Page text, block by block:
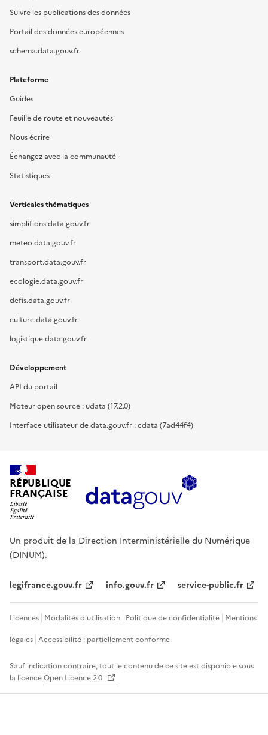
Suivre les publications des données
Portail des données européennes
schema.data.gouv.fr
Plateforme
Guides
Feuille de route et nouveautés
Nous écrire
Échangez avec la communauté
Statistiques
Verticales thématiques
simplifions.data.gouv.fr
meteo.data.gouv.fr
transport.data.gouv.fr
ecologie.data.gouv.fr
defis.data.gouv.fr
culture.data.gouv.fr
logistique.data.gouv.fr
Développement
API du portail
Moteur open source : udata (17.2.0)
Interface utilisateur de data.gouv.fr : cdata (7ad44f4)
RÉPUBLIQUE
FRANÇAISE
Un produit de la Direction Interministérielle du Numérique
(DINUM).
legifrance.gouv.fr info.gouv.fr service-public.fr
Licences Modalités d'utilisation Politique de confidentialité Mentions
légales Accessibilité : partiellement conforme
Sauf indication contraire, tout le contenu de ce site est disponible sous
la licenceOpen Licence 2.0